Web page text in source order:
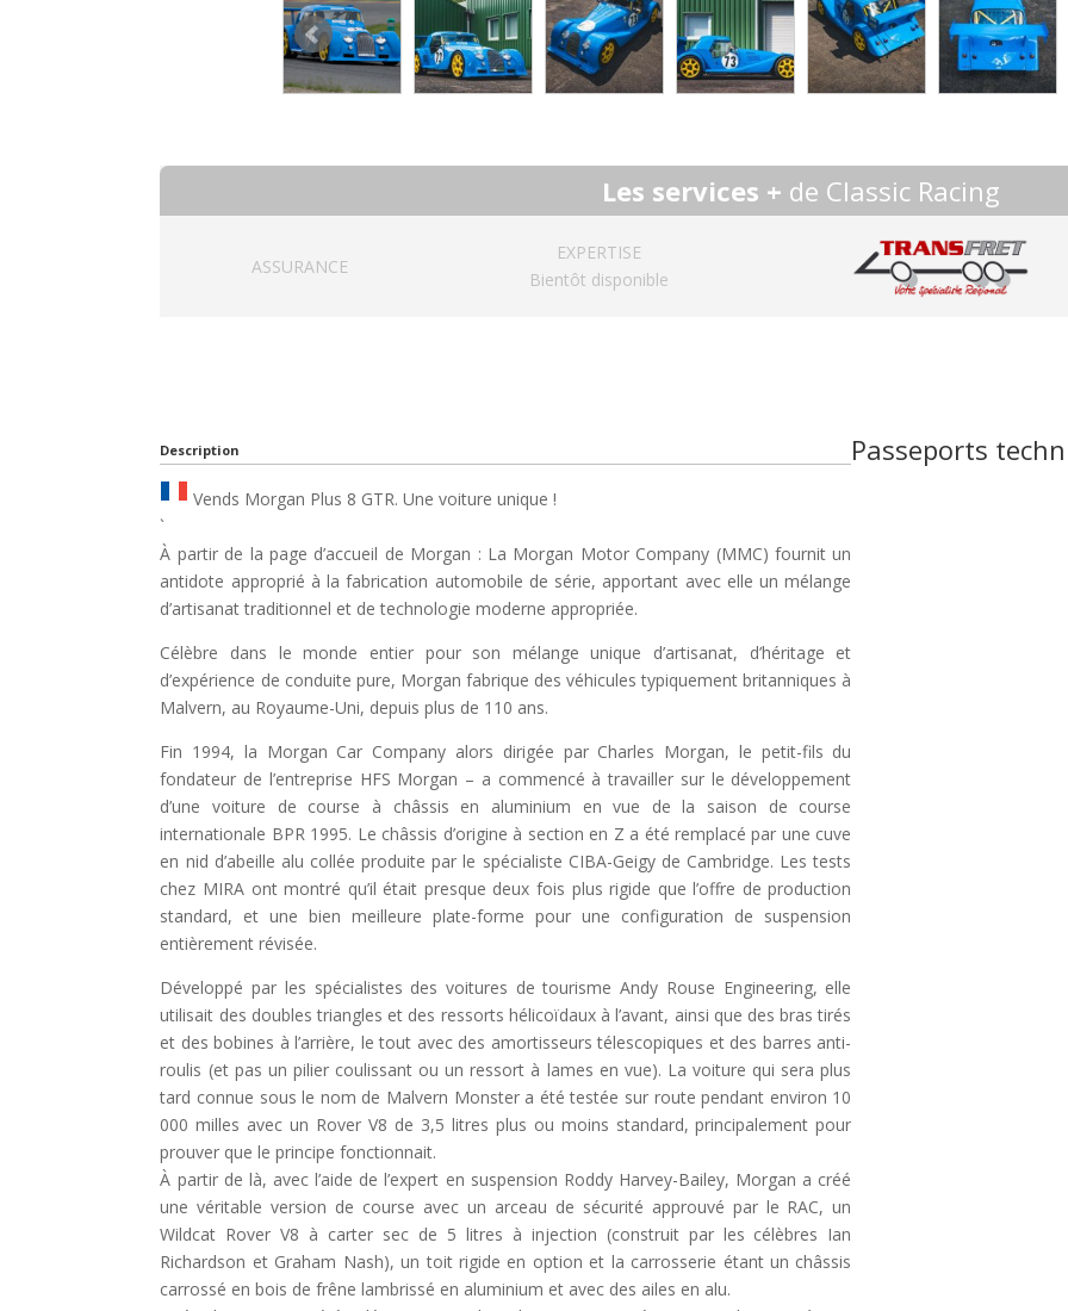
Les services + de Classic Racing
ASSURANCE
EXPERTISE
Bientôt disponible
Description
Vends Morgan Plus 8 GTR. Une voiture unique !
`
À partir de la page d’accueil de Morgan : La Morgan Motor Company (MMC) fournit un
antidote approprié à la fabrication automobile de série, apportant avec elle un mélange
d’artisanat traditionnel et de technologie moderne appropriée.
Célèbre dans le monde entier pour son mélange unique d’artisanat, d’héritage et
d’expérience de conduite pure, Morgan fabrique des véhicules typiquement britanniques à
Malvern, au Royaume-Uni, depuis plus de 110 ans.
Fin 1994, la Morgan Car Company alors dirigée par Charles Morgan, le petit-fils du
fondateur de l’entreprise HFS Morgan – a commencé à travailler sur le développement
d’une voiture de course à châssis en aluminium en vue de la saison de course
internationale BPR 1995. Le châssis d’origine à section en Z a été remplacé par une cuve
en nid d’abeille alu collée produite par le spécialiste CIBA-Geigy de Cambridge. Les tests
chez MIRA ont montré qu’il était presque deux fois plus rigide que l’offre de production
standard, et une bien meilleure plate-forme pour une configuration de suspension
entièrement révisée.
Développé par les spécialistes des voitures de tourisme Andy Rouse Engineering, elle
utilisait des doubles triangles et des ressorts hélicoïdaux à l’avant, ainsi que des bras tirés
et des bobines à l’arrière, le tout avec des amortisseurs télescopiques et des barres anti-
roulis (et pas un pilier coulissant ou un ressort à lames en vue). La voiture qui sera plus
tard connue sous le nom de Malvern Monster a été testée sur route pendant environ 10
000 milles avec un Rover V8 de 3,5 litres plus ou moins standard, principalement pour
prouver que le principe fonctionnait.
À partir de là, avec l’aide de l’expert en suspension Roddy Harvey-Bailey, Morgan a créé
une véritable version de course avec un arceau de sécurité approuvé par le RAC, un
Wildcat Rover V8 à carter sec de 5 litres à injection (construit par les célèbres Ian
Richardson et Graham Nash), un toit rigide en option et la carrosserie étant un châssis
carrossé en bois de frêne lambrissé en aluminium et avec des ailes en alu.
Passeports